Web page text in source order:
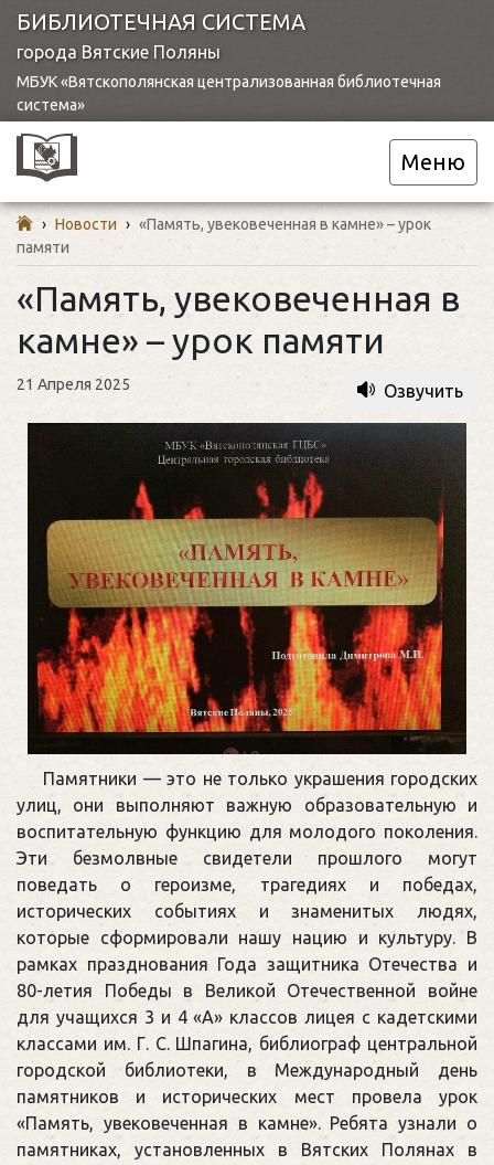
БИБЛИОТЕЧНАЯ СИСТЕМА
города Вятские Поляны
МБУК «Вятскополянская централизованная библиотечная
система»
Меню
› Новости › «Память, увековеченная в камне» – урок
памяти
«Память, увековеченная в
камне» – урок памяти
21 Апреля 2025 Озвучить
Памятники — это не только украшения городских
улиц, они выполняют важную образовательную и
воспитательную функцию для молодого поколения.
Эти безмолвные свидетели прошлого могут
поведать о героизме, трагедиях и победах,
исторических событиях и знаменитых людях,
которые сформировали нашу нацию и культуру. В
рамках празднования Года защитника Отечества и
80-летия Победы в Великой Отечественной войне
для учащихся 3 и 4 «А» классов лицея с кадетскими
классами им. Г. С. Шпагина, библиограф центральной
городской библиотеки, в Международный день
памятников и исторических мест провела урок
«Память, увековеченная в камне». Ребята узнали о
памятниках, установленных в Вятских Полянах в